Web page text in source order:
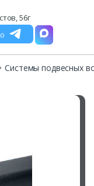
56г
Системы подвесных